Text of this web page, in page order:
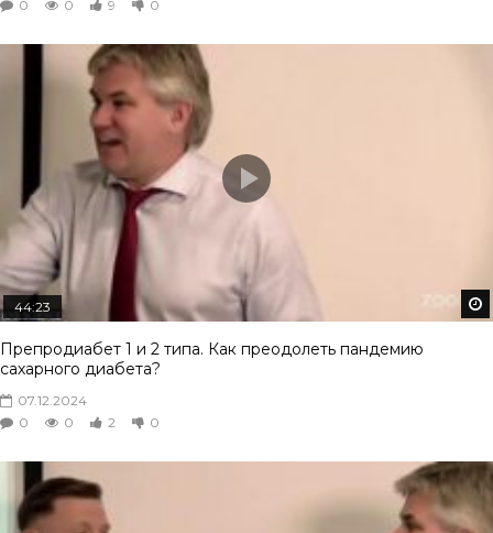
0
0 9 0
44:23
Препродиабет 1 и 2 типа. Как преодолеть пандемию
сахарного диабета?
07.12.2024
0
0 2 0